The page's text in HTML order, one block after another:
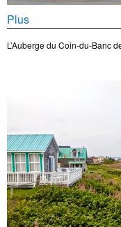
Plus
L’Auberge du Coin-du-Banc